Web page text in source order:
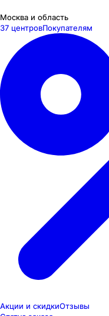
Москва и область
37 центровПокупателям
Акции и скидкиОтзывы